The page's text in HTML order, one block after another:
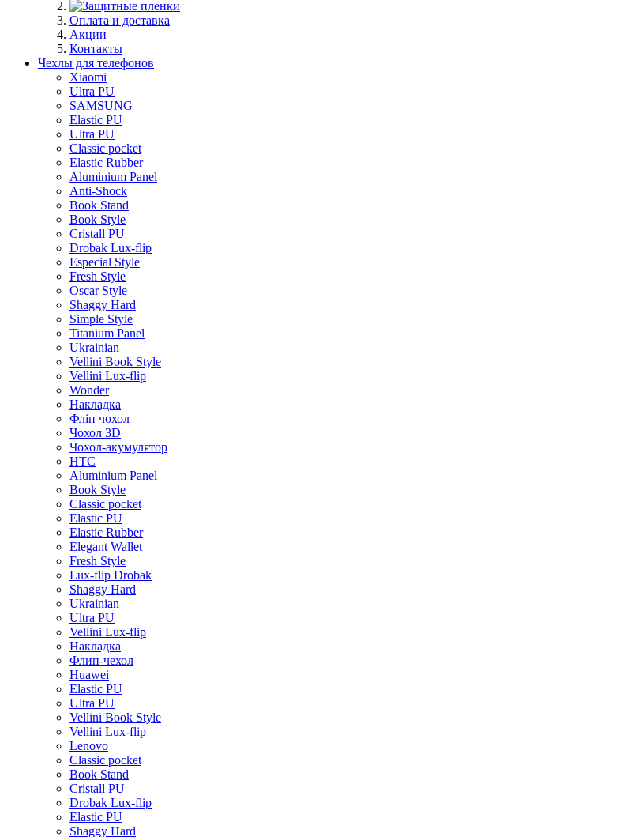
Оплата и доставка
Акции
Контакты
Чехлы для телефонов
Xiaomi
Ultra PU
SAMSUNG
Elastic PU
Ultra PU
Classic pocket
Elastic Rubber
Aluminium Panel
Anti-Shock
Book Stand
Book Style
Cristall PU
Drobak Lux-flip
Especial Style
Fresh Style
Oscar Style
Shaggy Hard
Simple Style
Titanium Panel
Ukrainian
Vellini Book Style
Vellini Lux-flip
Wonder
Накладка
Фліп чохол
Чохол 3D
Чохол-акумулятор
HTC
Aluminium Panel
Book Style
Classic pocket
Elastic PU
Elastic Rubber
Elegant Wallet
Fresh Style
Lux-flip Drobak
Shaggy Hard
Ukrainian
Ultra PU
Vellini Lux-flip
Накладка
Флип-чехол
Huawei
Elastic PU
Ultra PU
Vellini Book Style
Vellini Lux-flip
Lenovo
Classic pocket
Book Stand
Cristall PU
Drobak Lux-flip
Elastic PU
Shaggy Hard